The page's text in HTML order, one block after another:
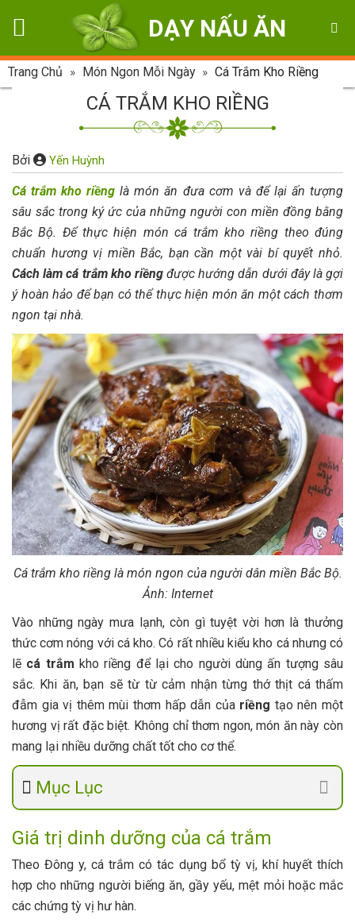
DẠY NẤU ĂN
Trang Chủ » Món Ngon Mỗi Ngày » Cá Trắm Kho Riềng
CÁ TRẮM KHO RIỀNG
Bởi Yến Huỳnh
Cá trắm kho riềng là món ăn đưa cơm và để lại ấn tượng
sâu sắc trong ký ức của những người con miền đồng bằng
Bắc Bộ. Để thực hiện món cá trắm kho riềng theo đúng
chuẩn hương vị miền Bắc, bạn cần một vài bí quyết nhỏ.
Cách làm cá trắm kho riềngđược hướng dẫn dưới đây là gợi
ý hoàn hảo để bạn có thể thực hiện món ăn một cách thơm
ngon tại nhà.
Cá trắm kho riềng là món ngon của người dân miền Bắc Bộ.
Ảnh: Internet
Vào những ngày mưa lạnh, còn gì tuyệt vời hơn là thưởng
thức cơm nóng với cá kho. Có rất nhiều kiểu kho cá nhưng có
lẽ cá trắm kho riềng để lại cho người dùng ấn tượng sâu
sắc. Khi ăn, bạn sẽ từ từ cảm nhận từng thớ thịt cá thấm
đẫm gia vị thêm mùi thơm hấp dẫn của riềng tạo nên một
hương vị rất đặc biệt. Không chỉ thơm ngon, món ăn này còn
mang lại nhiều dưỡng chất tốt cho cơ thể.
Mục Lục
Giá trị dinh dưỡng của cá trắm
Theo Đông y, cá trắm có tác dụng bổ tỳ vị, khí huyết thích
hợp cho những người biếng ăn, gầy yếu, mệt mỏi hoặc mắc
các chứng tỳ vị hư hàn.